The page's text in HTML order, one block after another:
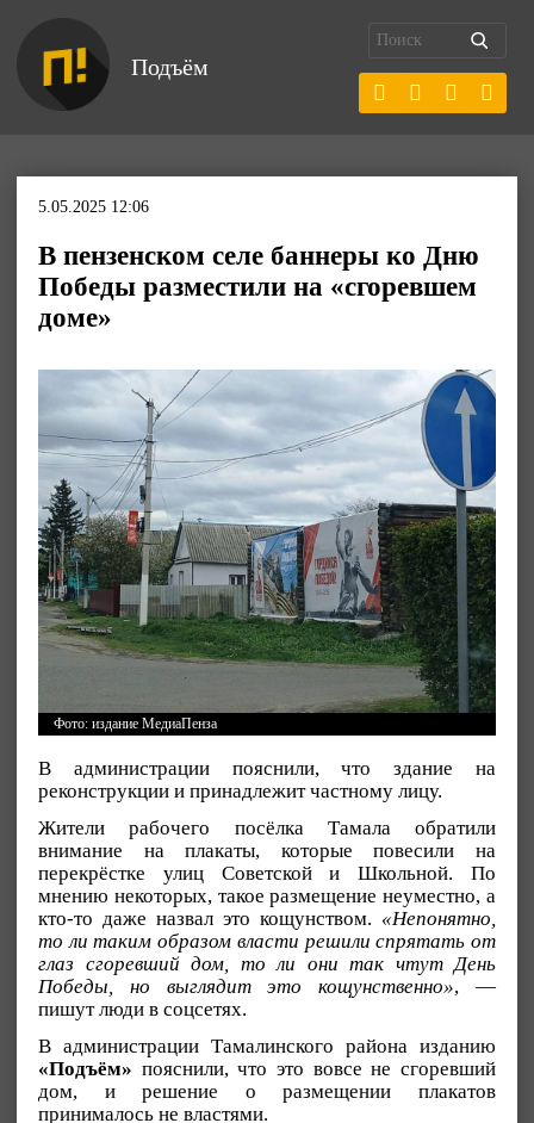
Подъём
5.05.2025 12:06
В пензенском селе баннеры ко Дню
Победы разместили на «сгоревшем
доме»
Фото: издание МедиаПенза
В администрации пояснили, что здание на
реконструкции и принадлежит частному лицу.
Жители рабочего посёлка Тамала обратили
внимание на плакаты, которые повесили на
перекрёстке улиц Советской и Школьной. По
мнению некоторых, такое размещение неуместно, а
кто-то даже назвал это кощунством. «Непонятно,
то ли таким образом власти решили спрятать от
глаз сгоревший дом, то ли они так чтут День
Победы, но выглядит это кощунственно», —
пишут люди в соцсетях.
В администрации Тамалинского района изданию
«Подъём» пояснили, что это вовсе не сгоревший
дом, и решение о размещении плакатов
принималось не властями.